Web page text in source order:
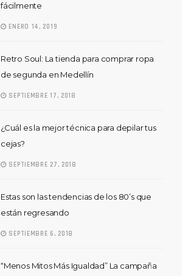
fácilmente
ENERO 14, 2019
Retro Soul: La tienda para comprar ropa
de segunda en Medellín
SEPTIEMBRE 17, 2018
¿Cuál es la mejor técnica para depilar tus
cejas?
SEPTIEMBRE 27, 2018
Estas son las tendencias de los 80’s que
están regresando
SEPTIEMBRE 6, 2018
“Menos Mitos Más Igualdad” La campaña